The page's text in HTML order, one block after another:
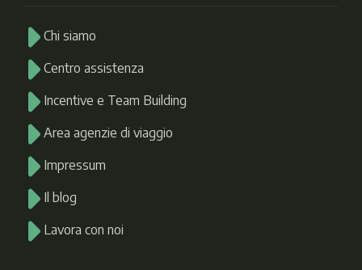
Chi siamo
Centro assistenza
Incentive e Team Building
Area agenzie di viaggio
Impressum
Il blog
Lavora con noi